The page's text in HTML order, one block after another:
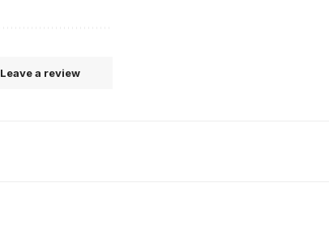
Leave a review